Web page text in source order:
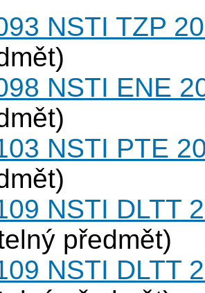
NSTI TZP
NSTI ENE
NSTI PTE
NSTI DLTT
předmět)
NSTI DLTT